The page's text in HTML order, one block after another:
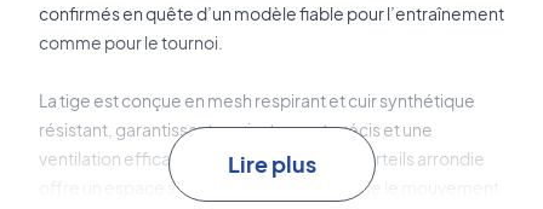
confirmés en quête d’un modèle fiable pour l’entraînement
comme pour le tournoi.
La tige est conçue en mesh respirant et cuir synthétique
résistant, garantissant un ajustement précis et une
ventilation efficace sur le court. La boîte à orteils arrondie
offre un espace supplémentaire et favorise le mouvement
Lire plus